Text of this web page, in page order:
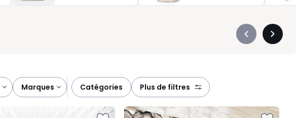
Précédent
marques catégories plus de filtres